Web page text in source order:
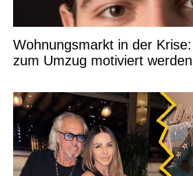
Wohnungsmarkt in der
zum Umzug motiviert